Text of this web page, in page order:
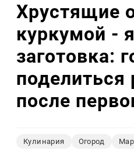
Хрустящие
куркумой -
заготовка:
поделиться
после
Кулинария Огород